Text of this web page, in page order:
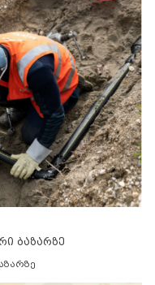
ბაზარზე